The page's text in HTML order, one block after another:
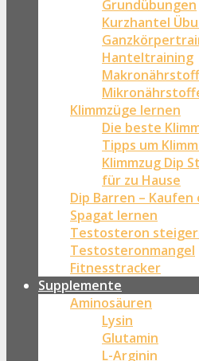
Grundübungen
Kurzhantel
Hanteltraining
Klimmzüge lernen
Die beste
Tipps um
Klimmzug Dip
für zu Hause
Dip Barren –
Spagat lernen
Testosteron
Testosteronmangel
Fitnesstracker
Supplemente
Aminosäuren
Lysin
Glutamin
L-Arginin